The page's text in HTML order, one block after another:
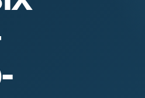
Экспертиза давности